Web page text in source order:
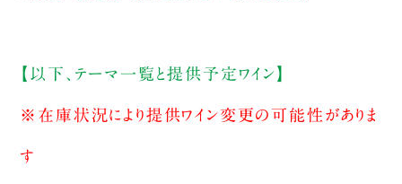
【以下、テーマ一覧と提供予定ワイン】
※在庫状況により提供ワイン変更の可能性がありま
す